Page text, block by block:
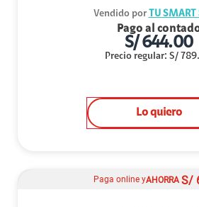
Vendido por TU SMART
Pago al
S/644.00
Precio regular: S/
Lo quiero
Paga online yAHORRA S/